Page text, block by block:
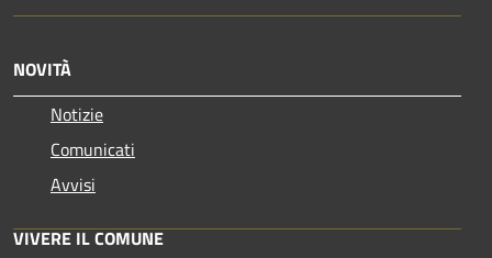
NOVITÀ
Notizie
Comunicati
Avvisi
VIVERE IL COMUNE